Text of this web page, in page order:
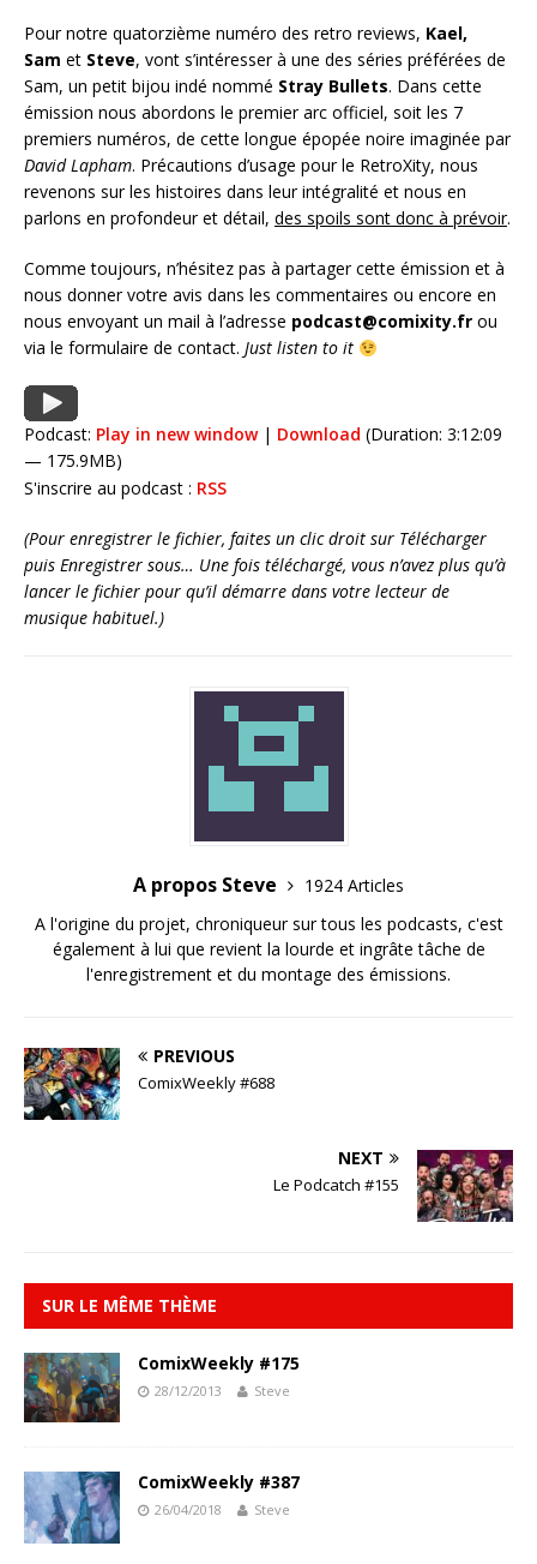
Pour notre quatorzième numéro des retro reviews, Kael,
Sam et Steve, vont s’intéresser à une des séries préférées de
Sam, un petit bijou indé nommé Stray Bullets. Dans cette
émission nous abordons le premier arc officiel, soit les 7
premiers numéros, de cette longue épopée noire imaginée par
David Lapham. Précautions d’usage pour le RetroXity, nous
revenons sur les histoires dans leur intégralité et nous en
parlons en profondeur et détail, des spoils sont donc à prévoir.
Comme toujours, n’hésitez pas à partager cette émission et à
nous donner votre avis dans les commentaires ou encore en
nous envoyant un mail à l’adresse podcast@comixity.fr ou
via le formulaire de contact. Just listen to it
Podcast: Play in new window| Download (Duration: 3:12:09
— 175.9MB)
S'inscrire au podcast : RSS
(Pour enregistrer le fichier, faites un clic droit sur Télécharger
puis Enregistrer sous… Une fois téléchargé, vous n’avez plus qu’à
lancer le fichier pour qu’il démarre dans votre lecteur de
musique habituel.)
A propos Steve
1924 Articles
A l'origine du projet, chroniqueur sur tous les podcasts, c'est
également à lui que revient la lourde et ingrâte tâche de
l'enregistrement et du montage des émissions.
PREVIOUS
ComixWeekly #688
NEXT
Le Podcatch #155
SUR LE MÊME THÈME
ComixWeekly #175
28/12/2013 Steve
ComixWeekly #387
26/04/2018 Steve